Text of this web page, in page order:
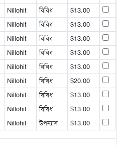
Nillohit বিবিধ
$13.00
Nillohit বিবিধ
$13.00
Nillohit বিবিধ
$13.00
Nillohit বিবিধ
$13.00
Nillohit বিবিধ
$13.00
Nillohit বিবিধ
$20.00
Nillohit বিবিধ
$13.00
Nillohit বিবিধ
$13.00
Nillohit উপন্যাস $13.00